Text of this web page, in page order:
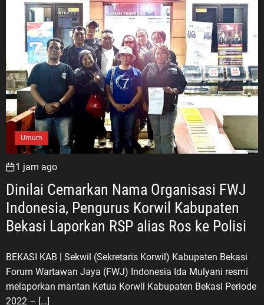
Umum
1 jam ago
Dinilai Cemarkan Nama Organisasi FWJ
Indonesia, Pengurus Korwil Kabupaten
Bekasi Laporkan RSP alias Ros ke Polisi
BEKASI KAB | Sekwil (Sekretaris Korwil) Kabupaten Bekasi
Forum Wartawan Jaya (FWJ) Indonesia Ida Mulyani resmi
melaporkan mantan Ketua Korwil Kabupaten Bekasi Periode
2022 – […]